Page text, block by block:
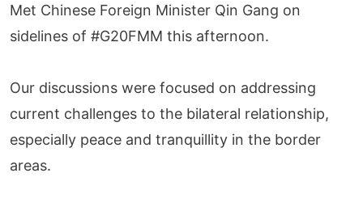
Met Chinese Foreign Minister Qin Gang on
sidelines of #G20FMM this afternoon.
Our discussions were focused on addressing
current challenges to the bilateral relationship,
especially peace and tranquillity in the border
areas.